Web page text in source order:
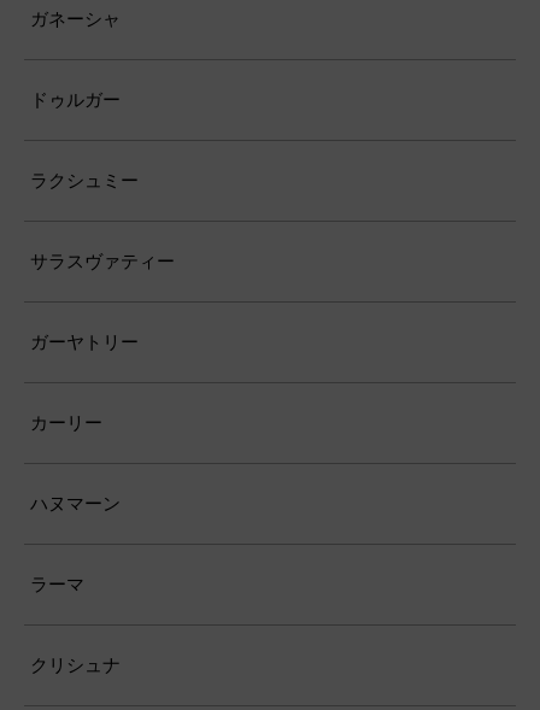
ガネーシャ
ドゥルガー
ラクシュミー
サラスヴァティー
ガーヤトリー
カーリー
ハヌマーン
ラーマ
クリシュナ